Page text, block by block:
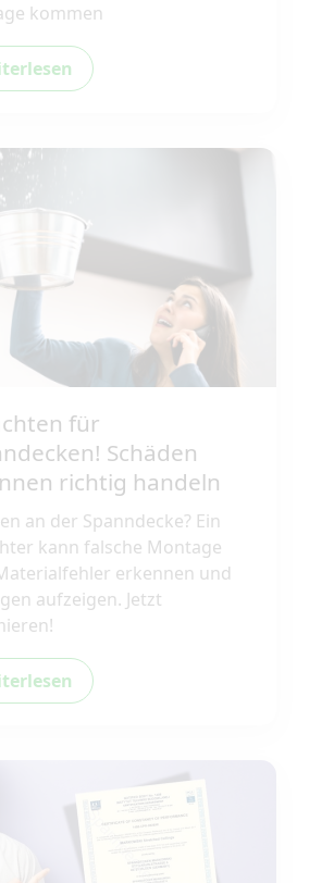
kommen
für
Schäden
richtig handeln
an der Spanndecke? Ein
kann falsche Montage
erkennen und
aufzeigen. Jetzt